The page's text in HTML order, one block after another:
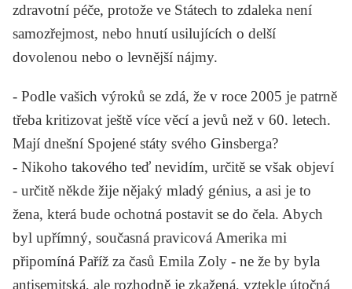
zdravotní péče, protože ve Státech to zdaleka není
samozřejmost, nebo hnutí usilujících o delší
dovolenou nebo o levnější nájmy.
- Podle vašich výroků se zdá, že v roce 2005 je patrně
třeba kritizovat ještě více věcí a jevů než v 60. letech.
Mají dnešní Spojené státy svého Ginsberga?
- Nikoho takového teď nevidím, určitě se však objeví
- určitě někde žije nějaký mladý génius, a asi je to
žena, která bude ochotná postavit se do čela. Abych
byl upřímný, současná pravicová Amerika mi
připomíná Paříž za časů Emila Zoly - ne že by byla
antisemitská, ale rozhodně je zkažená, vztekle útočná